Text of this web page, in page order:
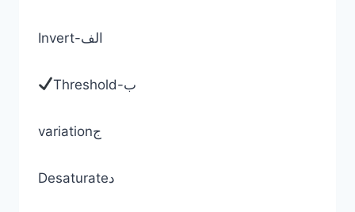
Invert-الف
Threshold-ب
variationج
Desaturateد